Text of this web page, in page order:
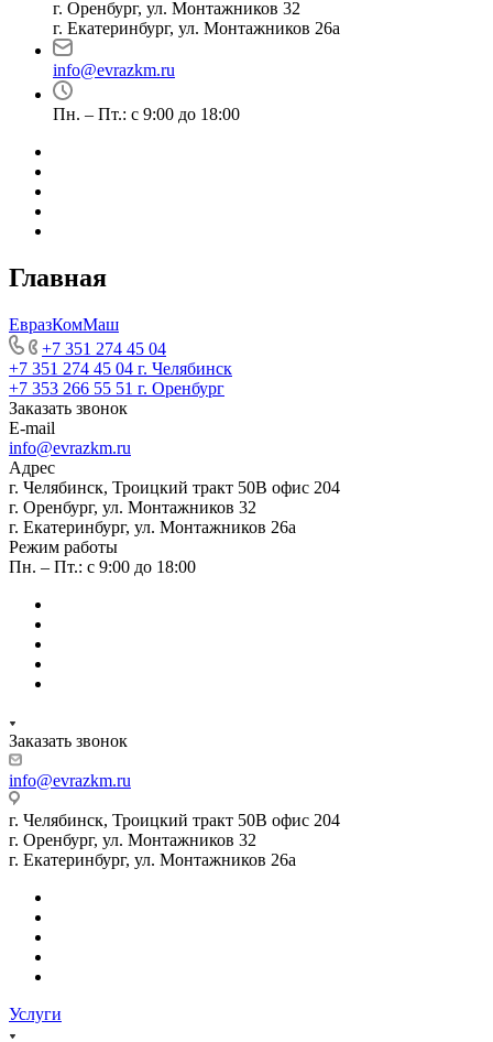
г. Оренбург, ул. Монтажников 32
г. Екатеринбург, ул. Монтажников 26а
info@evrazkm.ru
Пн. – Пт.: с 9:00 до 18:00
Главная
ЕвразКомМаш
+7 351 274 45 04
+7 351 274 45 04 г. Челябинск
+7 353 266 55 51 г. Оренбург
Заказать звонок
E-mail
info@evrazkm.ru
Адрес
г. Челябинск, Троицкий тракт 50В офис 204
г. Оренбург, ул. Монтажников 32
г. Екатеринбург, ул. Монтажников 26а
Режим работы
Пн. – Пт.: с 9:00 до 18:00
Заказать звонок
info@evrazkm.ru
г. Челябинск, Троицкий тракт 50В офис 204
г. Оренбург, ул. Монтажников 32
г. Екатеринбург, ул. Монтажников 26а
Услуги